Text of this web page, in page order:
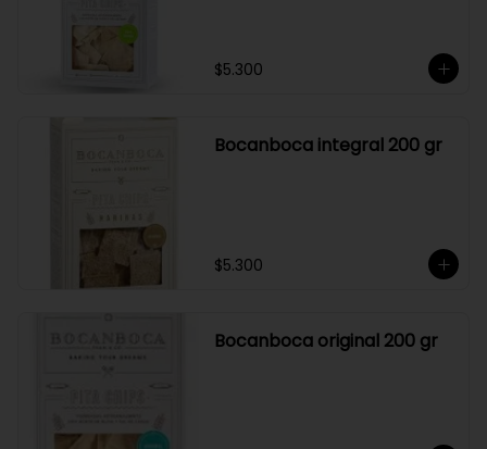
$5.300
Bocanboca integral 200 gr
$5.300
Bocanboca original 200 gr